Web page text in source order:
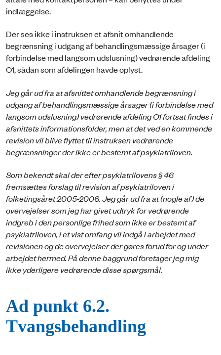
indlæggelse.
Der ses ikke i instruksen et afsnit omhandlende
begrænsning i udgang af behandlingsmæssige årsager (i
forbindelse med langsom udslusning) vedrørende afdeling
O1, sådan som afdelingen havde oplyst.
Jeg går ud fra at afsnittet omhandlende begrænsning i
udgang af behandlingsmæssige årsager (i forbindelse med
langsom udslusning) vedrørende afdeling O1 fortsat findes i
afsnittets informationsfolder, men at det ved en kommende
revision vil blive flyttet til instruksen vedrørende
begrænsninger der ikke er bestemt af psykiatriloven.
Som bekendt skal der efter psykiatrilovens § 46
fremsættes forslag til revision af psykiatriloven i
folketingsåret 2005-2006. Jeg går ud fra at (nogle af) de
overvejelser som jeg har givet udtryk for vedrørende
indgreb i den personlige frihed som ikke er bestemt af
psykiatriloven, i et vist omfang vil indgå i arbejdet med
revisionen og de overvejelser der gøres forud for og under
arbejdet hermed. På denne baggrund foretager jeg mig
ikke yderligere vedrørende disse spørgsmål.
Ad punkt 6.2.
Tvangsbehandling